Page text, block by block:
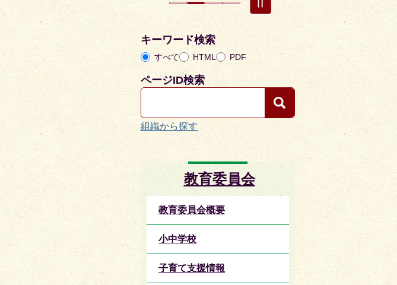
ド
キーワード検索
すべて HTML PDF
ページID検索
組織から探す
教育委員会
教育委員会概要
小中学校
子育て支援情報